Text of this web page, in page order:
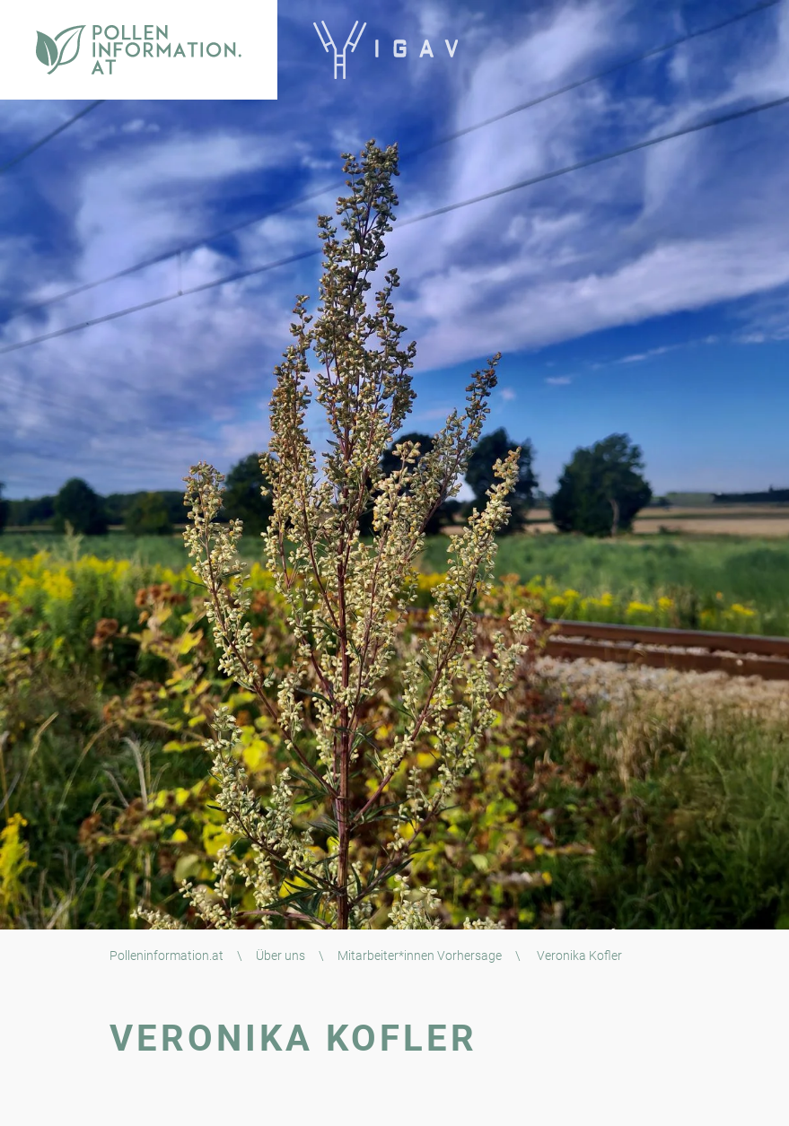
Polleninformation.at \ Über uns \ Mitarbeiter*innen Vorhersage \ Veronika Kofler
VERONIKA KOFLER